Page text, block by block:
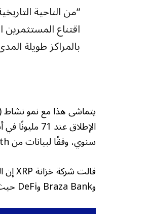
“من الناحية
اقتناع
بالمراكز طويلة
سنوي، وفقًا لبيانات من Evernorth.
وBraza Bank وDeFi حيث تواصل XRPL توسيع بنيتها التحتية التي تركز على الامتثال.